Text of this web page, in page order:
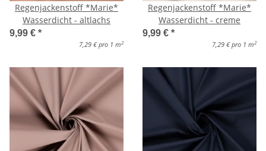
Regenjackenstoff *Marie*
Wasserdicht - altlachs
9,99 € *
7,29 € pro 1 m 2
Regenjackenstoff *Marie*
Wasserdicht - creme
9,99 € *
7,29 € pro 1 m 2